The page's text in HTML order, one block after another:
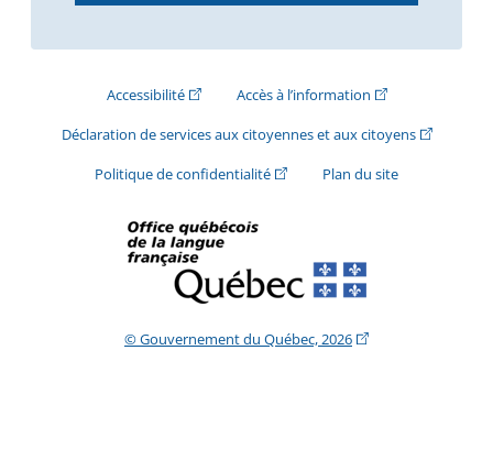
Accessibilité(Cet hyperlien externe s'ouvrira dans une
Accès à l’information(Cet hyperlien
Déclaration de services aux citoyennes et aux citoyens(Cet
Politique de confidentialité(Cet hyperlien externe s'ouvrira
Plan du site
© Gouvernement du Québec, 2026(Cet hyperlien